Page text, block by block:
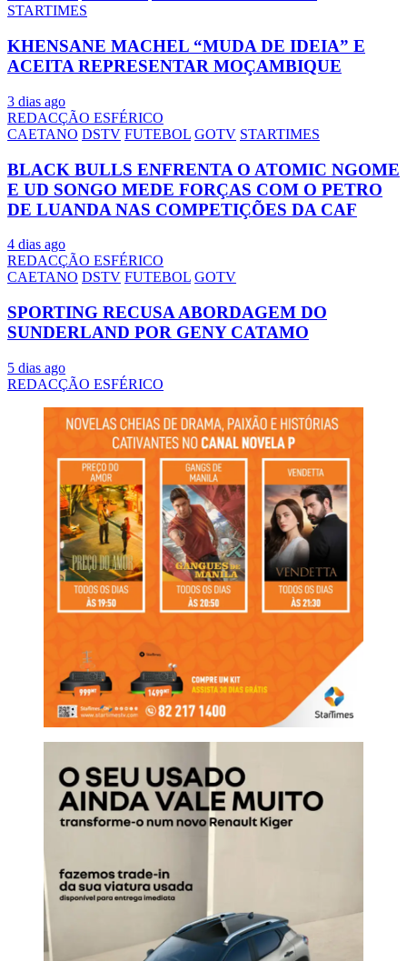
STARTIMES
KHENSANE MACHEL “MUDA DE IDEIA” E
ACEITA REPRESENTAR MOÇAMBIQUE
3 dias ago
REDACÇÃO ESFÉRICO
CAETANO DSTV FUTEBOL GOTV STARTIMES
BLACK BULLS ENFRENTA O ATOMIC NGOME
E UD SONGO MEDE FORÇAS COM O PETRO
DE LUANDA NAS COMPETIÇÕES DA CAF
4 dias ago
REDACÇÃO ESFÉRICO
CAETANO DSTV FUTEBOL GOTV
SPORTING RECUSA ABORDAGEM DO
SUNDERLAND POR GENY CATAMO
5 dias ago
REDACÇÃO ESFÉRICO